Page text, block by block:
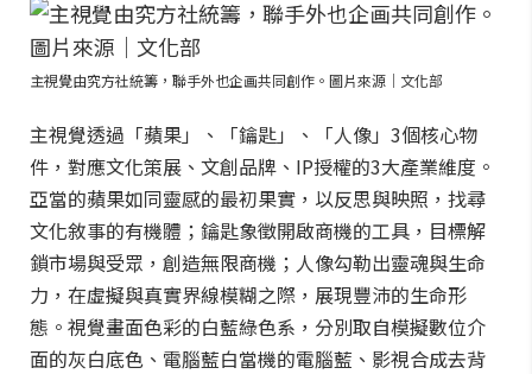
主視覺由究方社統籌，聯手外也企画共同創作。圖片來源｜文化部
主視覺透過「蘋果」、「鑰匙」、「人像」3個核心物
件，對應文化策展、文創品牌、IP授權的3大產業維度。
亞當的蘋果如同靈感的最初果實，以反思與映照，找尋
文化敘事的有機體；鑰匙象徵開啟商機的工具，目標解
鎖市場與受眾，創造無限商機；人像勾勒出靈魂與生命
力，在虛擬與真實界線模糊之際，展現豐沛的生命形
態。視覺畫面色彩的白藍綠色系，分別取自模擬數位介
面的灰白底色、電腦藍白當機的電腦藍、影視合成去背